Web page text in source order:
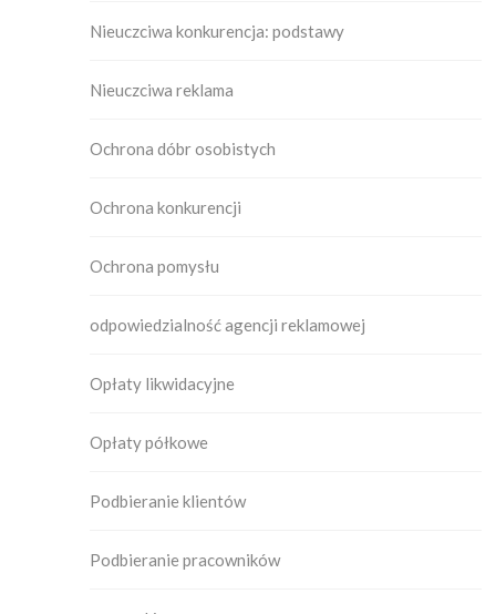
Nieuczciwa konkurencja: podstawy
Nieuczciwa reklama
Ochrona dóbr osobistych
Ochrona konkurencji
Ochrona pomysłu
odpowiedzialność agencji reklamowej
Opłaty likwidacyjne
Opłaty półkowe
Podbieranie klientów
Podbieranie pracowników